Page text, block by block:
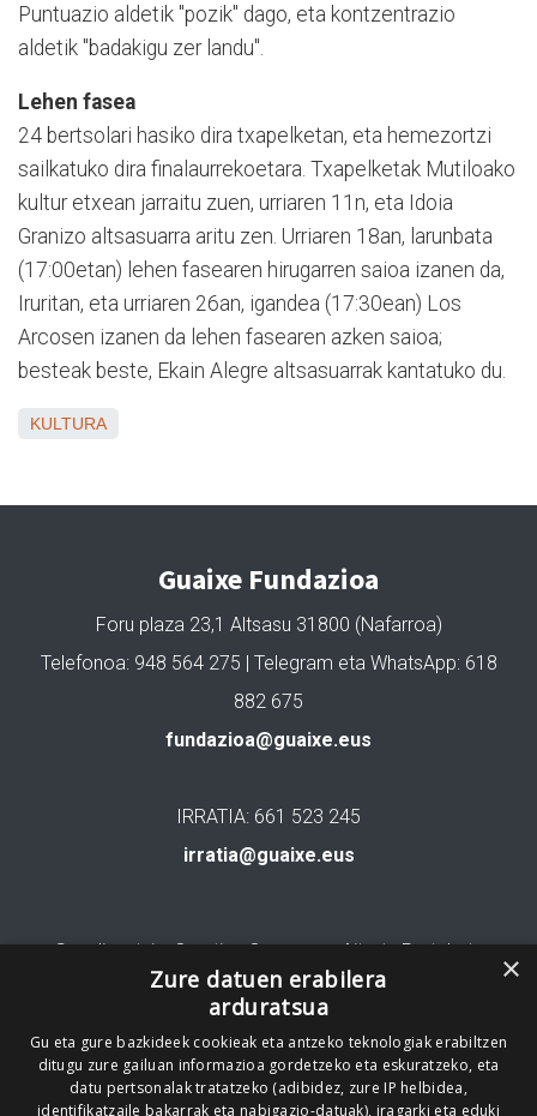
Puntuazio aldetik "pozik" dago, eta kontzentrazio
aldetik "badakigu zer landu".
Lehen fasea
24 bertsolari hasiko dira txapelketan, eta hemezortzi
sailkatuko dira finalaurrekoetara. Txapelketak Mutiloako
kultur etxean jarraitu zuen, urriaren 11n, eta Idoia
Granizo altsasuarra aritu zen. Urriaren 18an, larunbata
(17:00etan) lehen fasearen hirugarren saioa izanen da,
Iruritan, eta urriaren 26an, igandea (17:30ean) Los
Arcosen izanen da lehen fasearen azken saioa;
besteak beste, Ekain Alegre altsasuarrak kantatuko du.
KULTURA
Guaixe Fundazioa
Foru plaza 23,1 Altsasu 31800 (Nafarroa)
Telefonoa: 948 564 275 | Telegram eta WhatsApp: 618
882 675
fundazioa@guaixe.eus
IRRATIA: 661 523 245
irratia@guaixe.eus
Gure lizentzia: Creative Commons Aitortu Partekatu
Codesyntaxek garatua
×
Zure datuen erabilera
arduratsua
Gu eta gure bazkideek cookieak eta antzeko teknologiak erabiltzen
ditugu zure gailuan informazioa gordetzeko eta eskuratzeko, eta
datu pertsonalak tratatzeko (adibidez, zure IP helbidea,
identifikatzaile bakarrak eta nabigazio-datuak), iragarki eta eduki